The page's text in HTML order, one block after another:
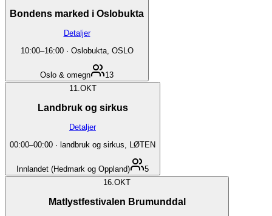
Bondens marked i Oslobukta
Detaljer
10:00–16:00· Oslobukta, OSLO
Oslo & omegn
13
11.OKT
Landbruk og sirkus
Detaljer
00:00–00:00 · landbruk og sirkus, LØTEN
Innlandet (Hedmark og Oppland)
5
16. OKT
Matlystfestivalen Brumunddal